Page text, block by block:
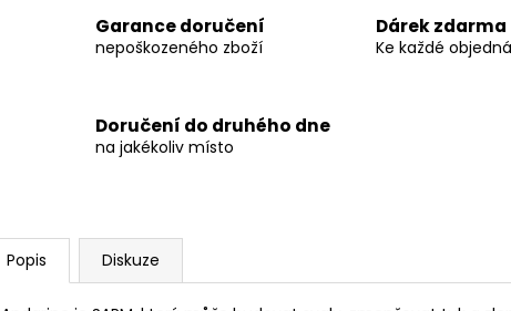
Garance doručení
nepoškozeného zboží
Dárek zdarma
Ke každé
Doručení do druhého dne
na jakékoliv místo
Popis Diskuze